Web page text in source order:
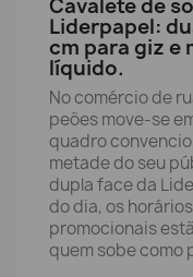
Cavalete de
Liderpapel:
cm para giz e
líquido.
No comércio de
peões move-se
quadro
metade do seu
dupla face da
do dia, os
promocionais
quem sobe como